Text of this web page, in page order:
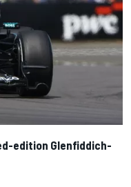
edition Glenfiddich-